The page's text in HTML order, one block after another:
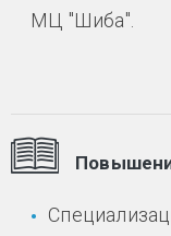
МЦ "Шиба".